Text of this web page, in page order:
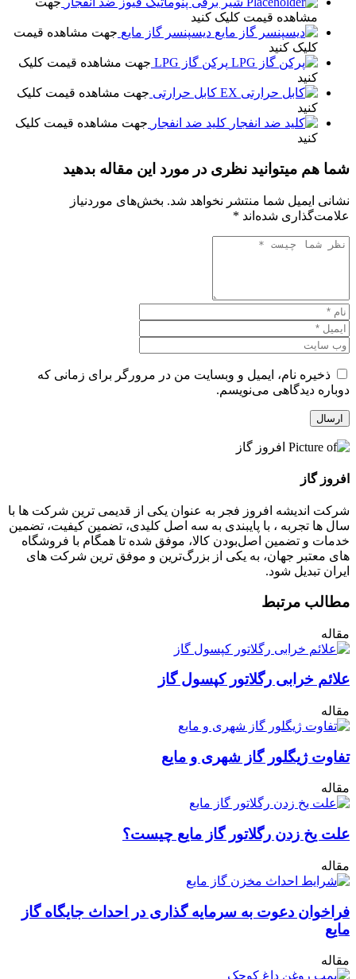
مشاهده قیمت کلیک کنید
دیسپنسر گاز مایع جهت مشاهده قیمت
کلیک کنید
پرکن گاز LPG
جهت مشاهده قیمت کلیک
کنید
کابل حرارتی جهت مشاهده قیمت کلیک
کنید
کلید ضد انفجار جهت مشاهده قیمت کلیک
کنید
شما هم میتوانید نظری در مورد این مقاله بدهید
نشانی ایمیل شما منتشر نخواهد شد. بخش‌های موردنیاز
علامت‌گذاری شده‌اند *
ذخیره نام، ایمیل و وبسایت من در مرورگر برای زمانی که
دوباره دیدگاهی می‌نویسم.
ارسال
افروز گاز
شرکت اندیشه افروز فجر به عنوان یکی از قدیمی‌ ترین شرکت ها با
سال ها تجربه ، با پایبندی به سه اصل کلیدی، تضمین کیفیت، تضمین
خدمات و تضمین اصل‌بودن کالا، موفق شده تا همگام با فروشگاه‌
های معتبر جهان، به یکی از بزرگ‌ترین و موفق ترین شرکت های
ایران تبدیل شود.
مطالب مرتبط
مقاله
علائم خرابی رگلاتور کپسول گاز
مقاله
تفاوت ژیگلور گاز شهری و مایع
مقاله
علت یخ زدن رگلاتور گاز مایع چیست؟
مقاله
فراخوان دعوت به سرمایه‌ گذاری در احداث جایگاه گاز
مایع
مقاله